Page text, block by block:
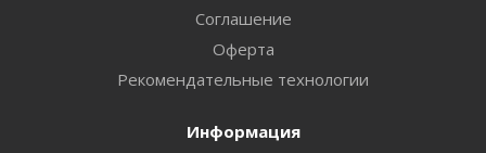
Соглашение
Оферта
Рекомендательные технологии
Информация